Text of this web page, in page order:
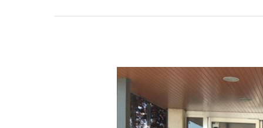
por
placer
#conEFtados